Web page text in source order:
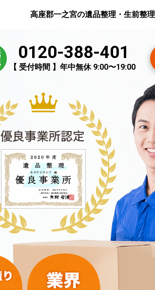
高座郡一之宮の遺品整理・生前整
0120-388-401
【 受付時間 】年中無休 9:00〜19:00